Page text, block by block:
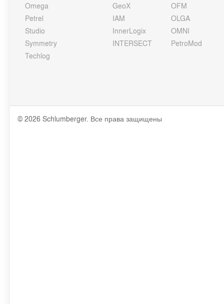
Omega
Petrel
Studio
Symmetry
Techlog
GeoX
IAM
InnerLogix
INTERSECT
OFM
OLGA
OMNI
PetroMod
© 2026 Schlumberger. Все права защищены